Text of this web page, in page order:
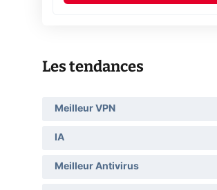
Les tendances
Meilleur VPN
IA
Meilleur Antivirus